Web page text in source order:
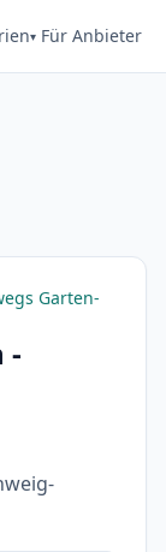
Für Anbieter
Garten-
-